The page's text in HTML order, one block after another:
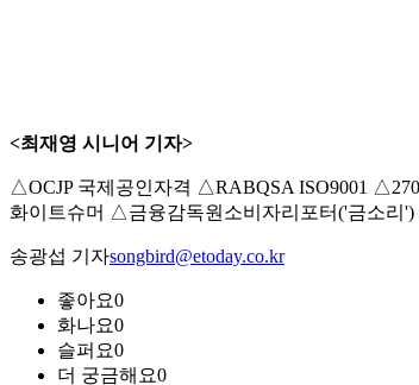
<최재영 시니어 기자>
△OCJP 국제공인자격 △RABQSA ISO9001
화이트슈머 △금융감독원소비자리포터('금소
송광섭 기자songbird@etoday.co.kr
좋아요0
화나요0
슬퍼요0
더 궁금해요0